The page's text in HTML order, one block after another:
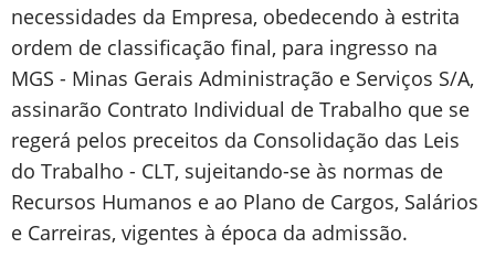
necessidades da Empresa, obedecendo à estrita
ordem de classificação final, para ingresso na
MGS - Minas Gerais Administração e Serviços S/A,
assinarão Contrato Individual de Trabalho que se
regerá pelos preceitos da Consolidação das Leis
do Trabalho - CLT, sujeitando-se às normas de
Recursos Humanos e ao Plano de Cargos, Salários
e Carreiras, vigentes à época da admissão.